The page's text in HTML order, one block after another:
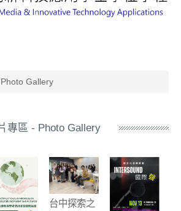
Gallery
專區 - Photo Gallery
台中探索之